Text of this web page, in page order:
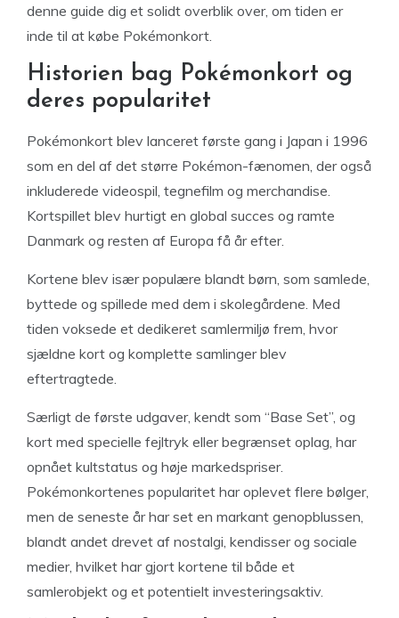
denne guide dig et solidt overblik over, om tiden er
inde til at købe Pokémonkort.
Historien bag Pokémonkort og
deres popularitet
Pokémonkort blev lanceret første gang i Japan i 1996
som en del af det større Pokémon-fænomen, der også
inkluderede videospil, tegnefilm og merchandise.
Kortspillet blev hurtigt en global succes og ramte
Danmark og resten af Europa få år efter.
Kortene blev især populære blandt børn, som samlede,
byttede og spillede med dem i skolegårdene. Med
tiden voksede et dedikeret samlermiljø frem, hvor
sjældne kort og komplette samlinger blev
eftertragtede.
Særligt de første udgaver, kendt som “Base Set”, og
kort med specielle fejltryk eller begrænset oplag, har
opnået kultstatus og høje markedspriser.
Pokémonkortenes popularitet har oplevet flere bølger,
men de seneste år har set en markant genopblussen,
blandt andet drevet af nostalgi, kendisser og sociale
medier, hvilket har gjort kortene til både et
samlerobjekt og et potentielt investeringsaktiv.